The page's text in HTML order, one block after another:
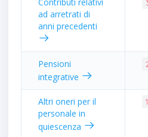
ad arretrati di
anni precedenti
Pensioni
integrative
Altri oneri per il
personale in
quiescenza